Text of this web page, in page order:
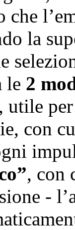
che
la
le 2
, utile
con
, con
-